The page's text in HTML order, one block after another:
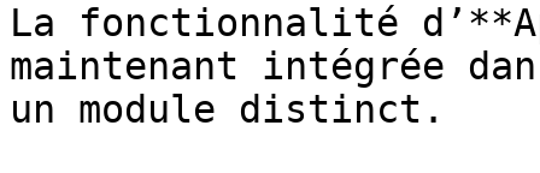
La fonctionnalité
maintenant intégrée
un module distinct.